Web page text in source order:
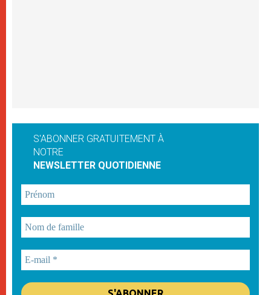
S'ABONNER GRATUITEMENT À
NOTRE
NEWSLETTER QUOTIDIENNE